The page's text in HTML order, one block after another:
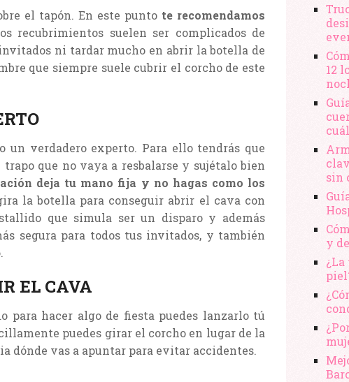
el tapón. En este punto te recomendamos
recubrimientos suelen ser complicados de
ni tardar mucho en abrir la botella de
que siempre suele cubrir el corcho de este
verdadero experto. Para ello tendrás que
que no vaya a resbalarse y sujétalo bien
deja tu mano fija y no hagas como los
la botella para conseguir abrir el cava con
que simula ser un disparo y además
segura para todos tus invitados, y también
EL CAVA
para hacer algo de fiesta puedes lanzarlo tú
puedes girar el corcho en lugar de la
dónde vas a apuntar para evitar accidentes.
12
sin
y